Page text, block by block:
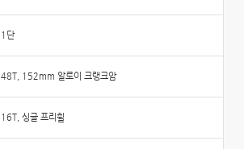
1단
48T, 152mm 알로이 크랭크암
16T, 싱글 프리휠